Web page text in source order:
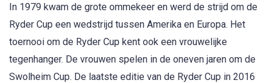
In 1979 kwam de grote ommekeer en werd de strijd om de
Ryder Cup een wedstrijd tussen Amerika en Europa. Het
toernooi om de Ryder Cup kent ook een vrouwelijke
tegenhanger. De vrouwen spelen in de oneven jaren om de
Swolheim Cup. De laatste editie van de Ryder Cup in 2016